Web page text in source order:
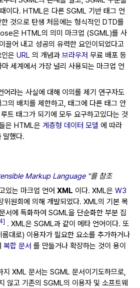
이다. HTML은 다른 SGML 기반 태그 언
것으로 탄생 처음에는 형식적인 DTD를
은 HTML의 의미 마크업 (SGML)를 사
끌어 내고 성공의 유력한 요인이되었다고
은 URL 의 개념과 브라우저 무료 배포 등
세계에서 가장 널리 사용되는 마크업 언
라는 사실에 대해 이의를 제기 연구자도
의 배치를 제한하고, 태그에 다른 태그 안
트 태그가 되기에 모두 요구하고있다는 것
은 HTML은 계층형 데이터 모델 에 따라
말했다.
Markup Language"를 참조
있는 마크업 언어 XML 이다. XML은 W3
위원회에 의해 개발되었다. XML의 기본 목
서에 특화하여 SGML을 단순화한 부분 집
. XML은 SGML과 같이 메타 언어이다. 또
대로) 이용자가 필요한 요소를 추가하거나
복합 문서 를 만들거나 확장하는 것이 용이
지 XML 문서는 SGML 문서이기도하므로,
않고 기존의 SGML의 이용자 및 소프트웨